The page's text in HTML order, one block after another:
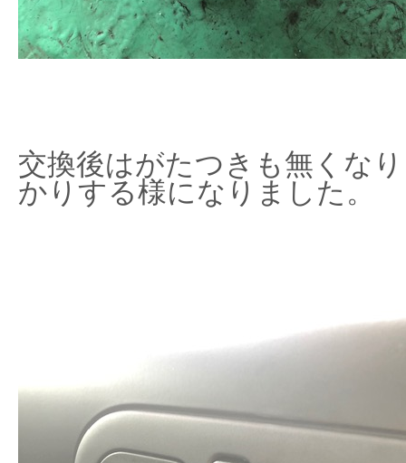
交換後はがたつきも無くな
かりする様になりました。